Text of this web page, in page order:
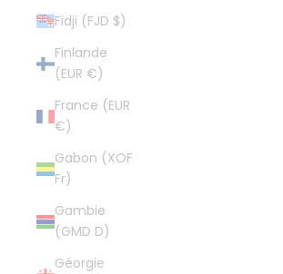
Fidji (FJD $)
Finlande
(EUR €)
France (EUR
€)
Gabon (XOF
Fr)
Gambie
(GMD D)
Géorgie